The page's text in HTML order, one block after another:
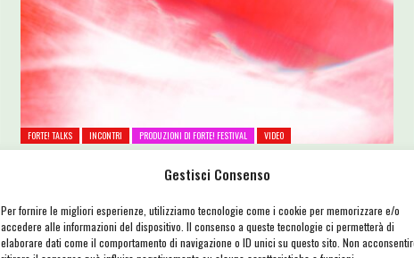
Gestisci Consenso
Per fornire le migliori esperienze, utilizziamo tecnologie come i cookie per memorizzare e/o
accedere alle informazioni del dispositivo. Il consenso a queste tecnologie ci permetterà di
elaborare dati come il comportamento di navigazione o ID unici su questo sito. Non
FORTE! TALKS INCONTRI PRODUZIONI DI FORTE! FESTIVAL VIDEO
FORTE! Talks #03 – Federico Fabrizi (Floating Weeds Music)
FORTE! Talks #03 - Intervista al polistrumentista Federico Fabrizi
sull'album FLOATING WEEDS MUSIC (2024) in uscita su Bandcamp: